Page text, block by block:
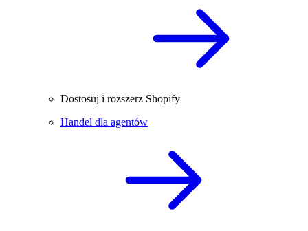
Dostosuj i rozszerz Shopify
Handel dla agentów